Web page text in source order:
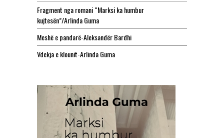
Fragment nga romani “Marksi ka humbur
kujtesën”/Arlinda Guma
Meshë e pandarë-Aleksandër Bardhi
Vdekja e klounit-Arlinda Guma